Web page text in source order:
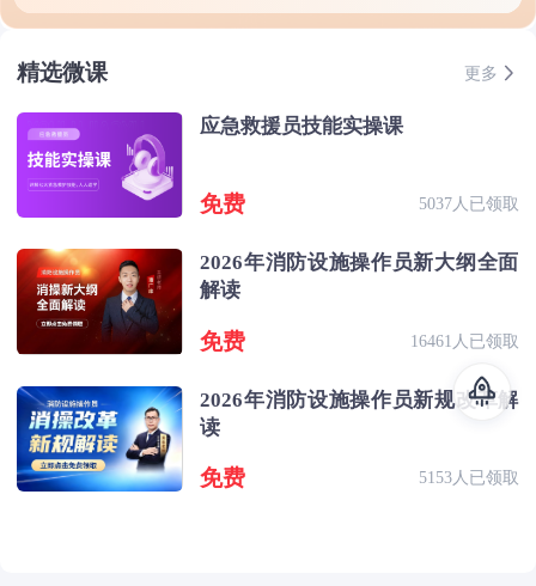
精选微课 更多
应急救援员技能实操课
免费 5037人已领取
2026年消防设施操作员新大纲全面
解读
免费 16461人已领取
2026年消防设施操作员新规改革解
读
免费 5153人已领取